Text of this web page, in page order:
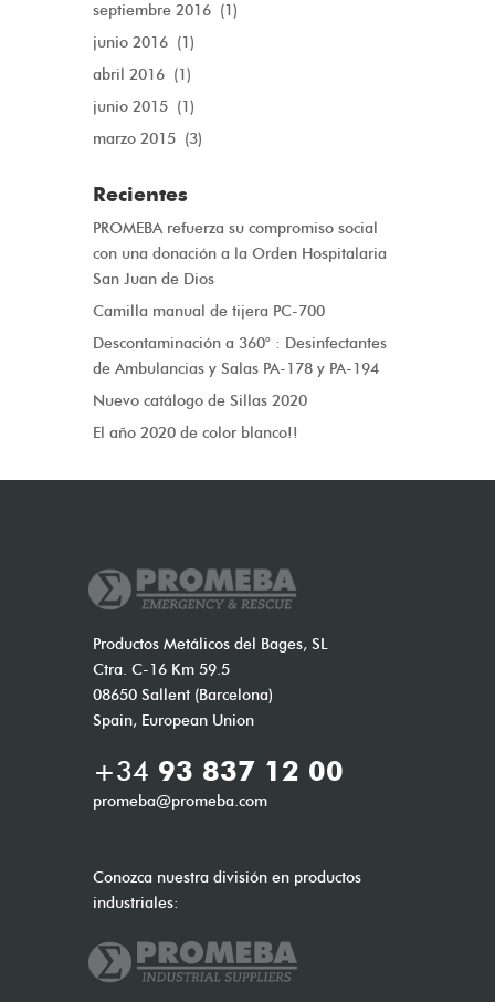
septiembre 2016 (1)
junio 2016 (1)
abril 2016 (1)
junio 2015 (1)
marzo 2015 (3)
Recientes
PROMEBA refuerza su compromiso social
con una donación a la Orden Hospitalaria
San Juan de Dios
Camilla manual de tijera PC-700
Descontaminación a 360° : Desinfectantes
de Ambulancias y Salas PA-178 y PA-194
Nuevo catálogo de Sillas 2020
El año 2020 de color blanco!!
Productos Metálicos del Bages, SL
Ctra. C-16 Km 59.5
08650 Sallent (Barcelona)
Spain, European Union
+34 93 837 12 00
promeba@promeba.com
Conozca nuestra división en productos
industriales: